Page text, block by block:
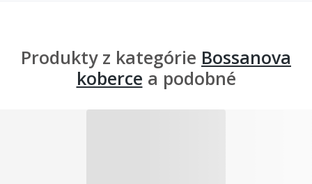
Produkty z kategórie Bossanova
koberce a podobné